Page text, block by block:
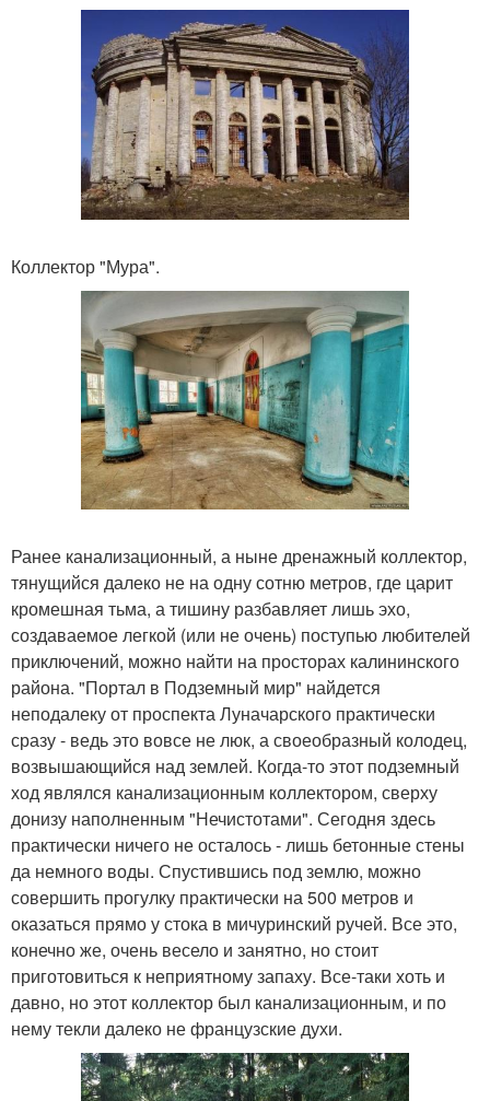
Коллектор "Мура".
Ранее канализационный, а ныне дренажный коллектор,
тянущийся далеко не на одну сотню метров, где царит
кромешная тьма, а тишину разбавляет лишь эхо,
создаваемое легкой (или не очень) поступью любителей
приключений, можно найти на просторах калининского
района. "Портал в Подземный мир" найдется
неподалеку от проспекта Луначарского практически
сразу - ведь это вовсе не люк, а своеобразный колодец,
возвышающийся над землей. Когда-то этот подземный
ход являлся канализационным коллектором, сверху
донизу наполненным "Нечистотами". Сегодня здесь
практически ничего не осталось - лишь бетонные стены
да немного воды. Спустившись под землю, можно
совершить прогулку практически на 500 метров и
оказаться прямо у стока в мичуринский ручей. Все это,
конечно же, очень весело и занятно, но стоит
приготовиться к неприятному запаху. Все-таки хоть и
давно, но этот коллектор был канализационным, и по
нему текли далеко не французские духи.